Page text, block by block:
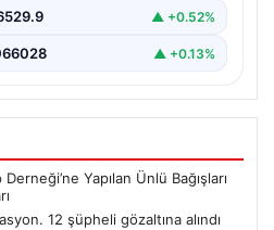
▲ +0.52%
▲ +0.13%
Yapılan Ünlü Bağışları
12 şüpheli gözaltına alındı